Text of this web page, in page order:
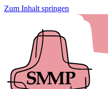
Zum Inhalt springen